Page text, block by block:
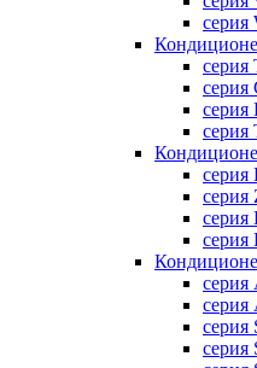
серия
серия
серия
серия
серия
cерия
серия
серия
серия